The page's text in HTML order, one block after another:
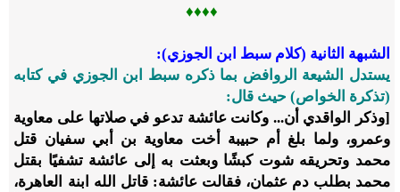
♦♦♦♦
الشبهة الثانية (كلام سبط ابن الجوزي):
يستدل الشيعة الروافض بما ذكره سبط ابن الجوزي في كتابه
(تذكرة الخواص) حيث قال:
[وذكر الواقدي أن... وكانت عائشة تدعو في صلاتها على معاوية
وعمرو، ولما بلغ أم حبيبة أخت معاوية بن أبي سفيان قتل
محمد وتحريقه شوت كبشًا وبعثت به إلى عائشة تشفيًا بقتل
محمد بطلب دم عثمان، فقالت عائشة: قاتل الله ابنة العاهرة،